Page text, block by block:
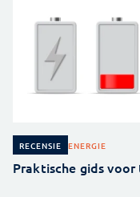
RECENSIE ENERGIE
Praktische gids